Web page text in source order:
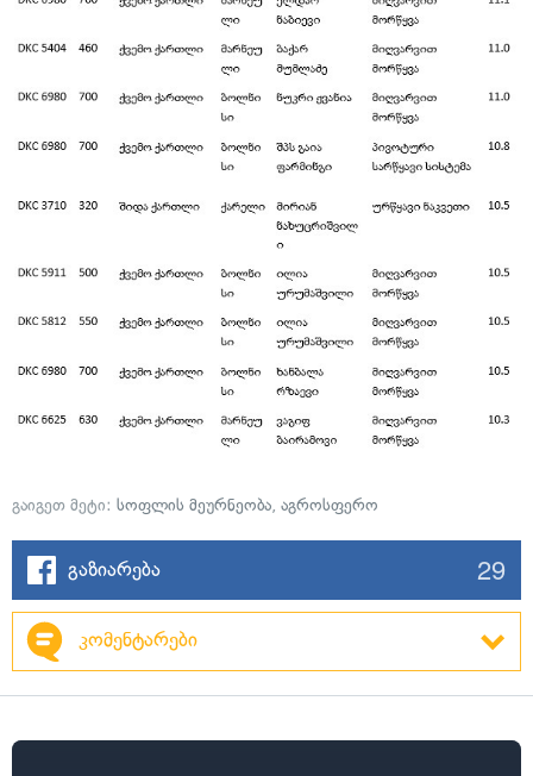
გაიგეთ მეტი: სოფლის მეურნეობა, აგროსფერო
გაზიარება 29
კომენტარები